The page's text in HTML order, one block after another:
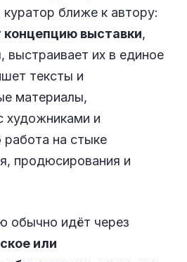
куратор ближе к автору:
выставки,
выстраивает их в единое
тексты и
материалы,
художниками и
на стыке
продюсирования и
обычно идёт через
или